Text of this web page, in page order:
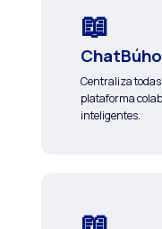
Centraliza
plataforma
inteligentes.